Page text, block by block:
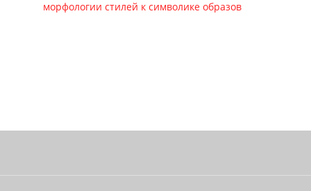
морфологии стилей к символике образов